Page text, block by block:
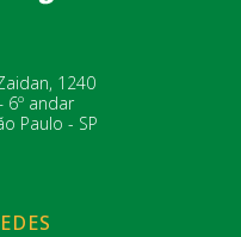
1240
6º andar
Paulo - SP